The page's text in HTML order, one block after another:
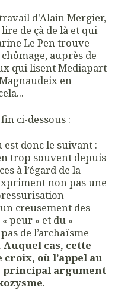
d'Alain Mergier,
de çà de là et qui
Le Pen trouve
auprès de
qui lisent Mediapart
en
ci-dessous :
est donc le suivant :
trop souvent depuis
à l’égard de la
non pas une
creusement des
peur » et du «
de l’archaïsme
Auquel cas, cette
où l’appel au
principal argument
.